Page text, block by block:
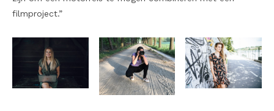
filmproject.”